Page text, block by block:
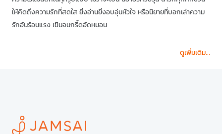
ให้คิดถึงความรักที่สดใส ยิ่งอ่านยิ่งอบอุ่นหัวใจ หรือนิยายที่บอกเล่าความ
รักอันร้อนแรง เขินจนกรี๊ดอัดหมอน
ดูเพิ่มเติม...